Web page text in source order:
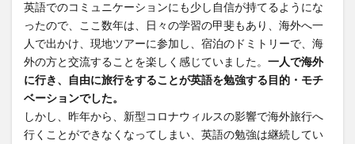
英語でのコミュニケーションにも少し自信が持てるようにな
ったので、ここ数年は、日々の学習の甲斐もあり、海外へ一
人で出かけ、現地ツアーに参加し、宿泊のドミトリーで、海
外の方と交流することを楽しく感じていました。 一人で海外
に行き、自由に旅行をすることが英語を勉強する目的・モチ
ベーションでした。
しかし、昨年から、新型コロナウィルスの影響で海外旅行へ
行くことができなくなってしまい、英語の勉強は継続してい